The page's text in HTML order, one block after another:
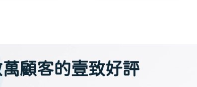
顧客的壹致好評